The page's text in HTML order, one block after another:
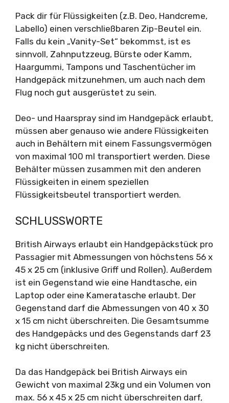
Pack dir für Flüssigkeiten (z.B. Deo, Handcreme,
Labello) einen verschließbaren Zip-Beutel ein.
Falls du kein „Vanity-Set“ bekommst, ist es
sinnvoll, Zahnputzzeug, Bürste oder Kamm,
Haargummi, Tampons und Taschentücher im
Handgepäck mitzunehmen, um auch nach dem
Flug noch gut ausgerüstet zu sein.
Deo- und Haarspray sind im Handgepäck erlaubt,
müssen aber genauso wie andere Flüssigkeiten
auch in Behältern mit einem Fassungsvermögen
von maximal 100 ml transportiert werden. Diese
Behälter müssen zusammen mit den anderen
Flüssigkeiten in einem speziellen
Flüssigkeitsbeutel transportiert werden.
SCHLUSSWORTE
British Airways erlaubt ein Handgepäckstück pro
Passagier mit Abmessungen von höchstens 56 x
45 x 25 cm (inklusive Griff und Rollen). Außerdem
ist ein Gegenstand wie eine Handtasche, ein
Laptop oder eine Kameratasche erlaubt. Der
Gegenstand darf die Abmessungen von 40 x 30
x 15 cm nicht überschreiten. Die Gesamtsumme
des Handgepäcks und des Gegenstands darf 23
kg nicht überschreiten.
Da das Handgepäck bei British Airways ein
Gewicht von maximal 23kg und ein Volumen von
max. 56 x 45 x 25 cm nicht überschreiten darf,